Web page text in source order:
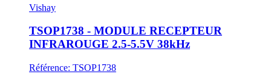
Vishay
TSOP1738 - MODULE RECEPTEUR
INFRAROUGE 2.5-5.5V 38kHz
Référence: TSOP1738